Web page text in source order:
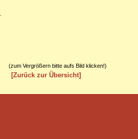
(zum Vergrößern bitte aufs Bild klicken!)
[Zurück zur Übersicht]